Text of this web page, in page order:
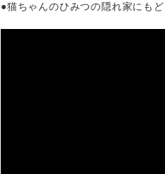
●猫ちゃんのひみつの隠れ家にもど